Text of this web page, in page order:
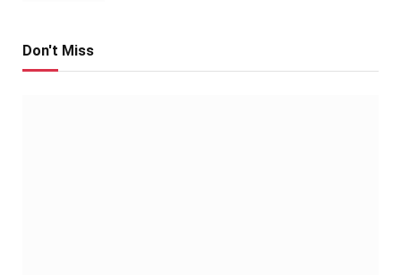
Don't Miss